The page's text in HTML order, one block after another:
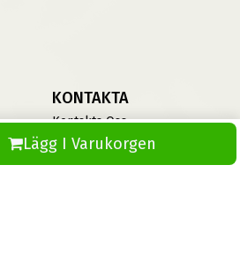
Lägg I Varukorgen
KONTAKTA
Kontakta Oss
Vinterdäck